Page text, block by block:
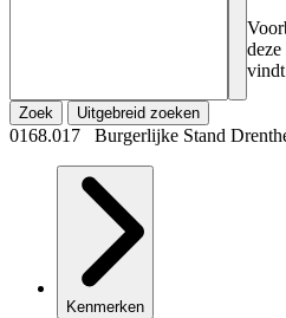
deze
Zoek Uitgebreid zoeken
0168.017 Burgerlijke Stand
Kenmerken